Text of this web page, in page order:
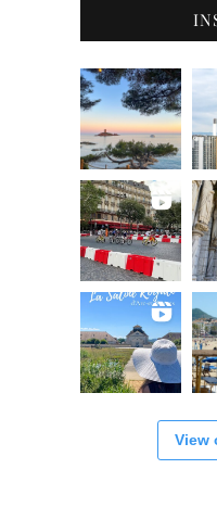
View